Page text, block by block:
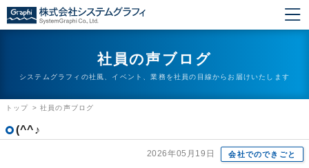
社員の声ブログ
システムグラフィの社風、イベント、業務を社員の目線からお届けいたします
トップ >社員の声ブログ
(^^♪
2026年05月19日 会社でのできごと